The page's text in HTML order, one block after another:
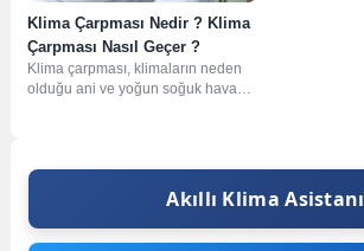
Klima Çarpması Nedir ? Klima
Çarpması Nasıl Geçer ?
Klima çarpması, klimaların neden
olduğu ani ve yoğun soğuk hava
Akıllı Klima Asistanı